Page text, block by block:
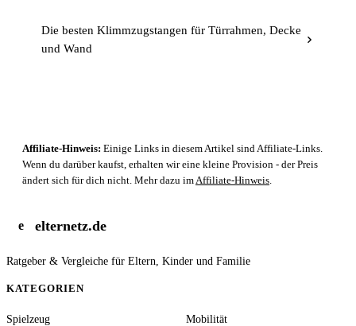
Die besten Klimmzugstangen für Türrahmen, Decke
und Wand
Affiliate-Hinweis: Einige Links in diesem Artikel sind Affiliate-Links.
Wenn du darüber kaufst, erhalten wir eine kleine Provision - der Preis
ändert sich für dich nicht. Mehr dazu im Affiliate-Hinweis
e elternetz.de
Ratgeber & Vergleiche für Eltern, Kinder und Familie
KATEGORIEN
Spielzeug Mobilität